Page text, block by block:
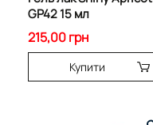
GP42 15 мл
215,00 грн
Купити